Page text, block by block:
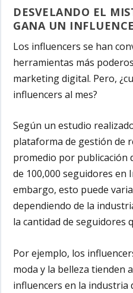
DESVELANDO EL
GANA UN
Los influencers se han
herramientas más
marketing digital. Pero,
influencers al mes?
Según un estudio
plataforma de gestión de
promedio por publicación
de 100,000 seguidores en
embargo, esto puede
dependiendo de la
la cantidad de seguidores
Por ejemplo, los
moda y la belleza tienden
influencers en la industria